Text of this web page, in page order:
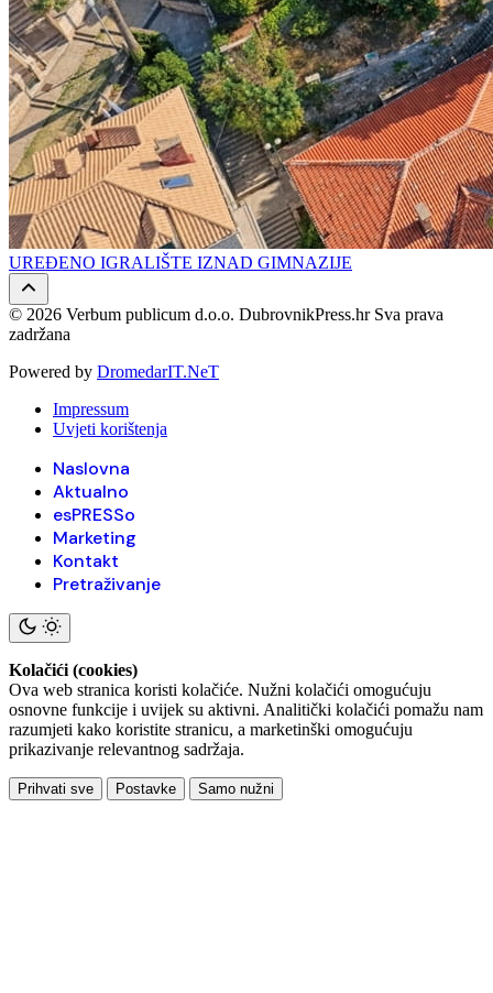
UREĐENO IGRALIŠTE IZNAD GIMNAZIJE
© 2026 Verbum publicum d.o.o. DubrovnikPress.hr Sva prava
zadržana
Powered by DromedarIT.NeT
Impressum
Uvjeti korištenja
Naslovna
Aktualno
esPRESSo
Marketing
Kontakt
Pretraživanje
Kolačići (cookies)
Ova web stranica koristi kolačiće. Nužni kolačići omogućuju
osnovne funkcije i uvijek su aktivni. Analitički kolačići pomažu nam
razumjeti kako koristite stranicu, a marketinški omogućuju
prikazivanje relevantnog sadržaja.
Prihvati sve Postavke Samo nužni